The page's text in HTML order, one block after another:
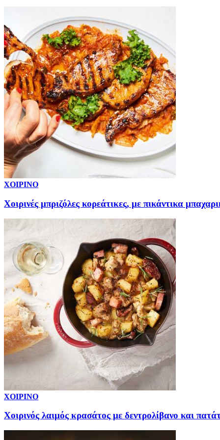
ΧΟΙΡΙΝΟ
Χοιρινές μπριζόλες κορεάτικες, με πικάντικα
ΧΟΙΡΙΝΟ
Χοιρινός λαιμός κρασάτος με δεντρολίβανο και